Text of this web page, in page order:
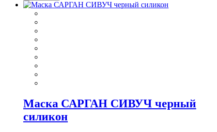
Маска САРГАН СИВУЧ черный
силикон